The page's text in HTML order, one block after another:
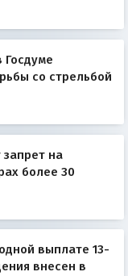
Госдуме
со стрельбой
на
более 30
выплате 13-
внесен в